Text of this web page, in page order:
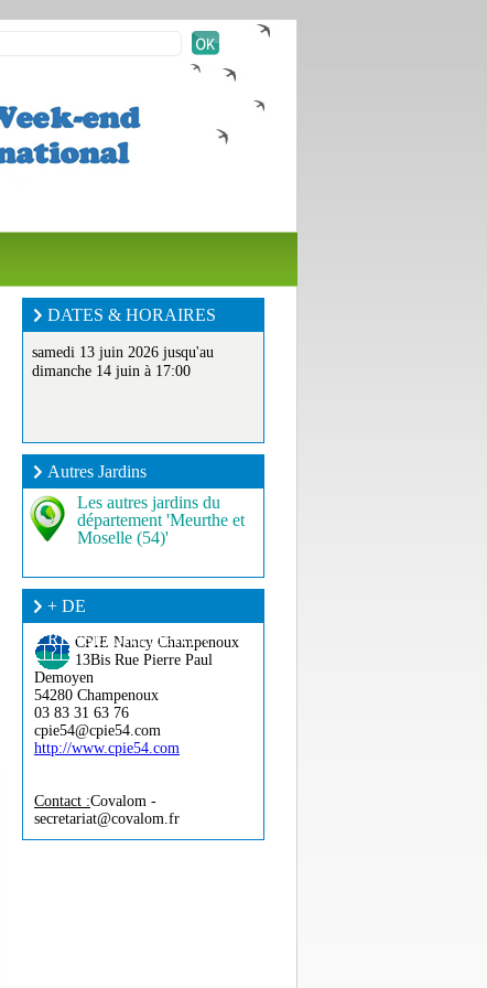
DATES & HORAIRES
samedi 13 juin 2026 jusqu'au
dimanche 14 juin à 17:00
Autres Jardins
Les autres jardins du
département 'Meurthe et
Moselle (54)'
+ DE
RENSEIGNEMENT ?
CPIE Nancy Champenoux
13Bis Rue Pierre Paul
Demoyen
54280 Champenoux
03 83 31 63 76
cpie54@cpie54.com
http://www.cpie54.com
Contact :Covalom -
secretariat@covalom.fr